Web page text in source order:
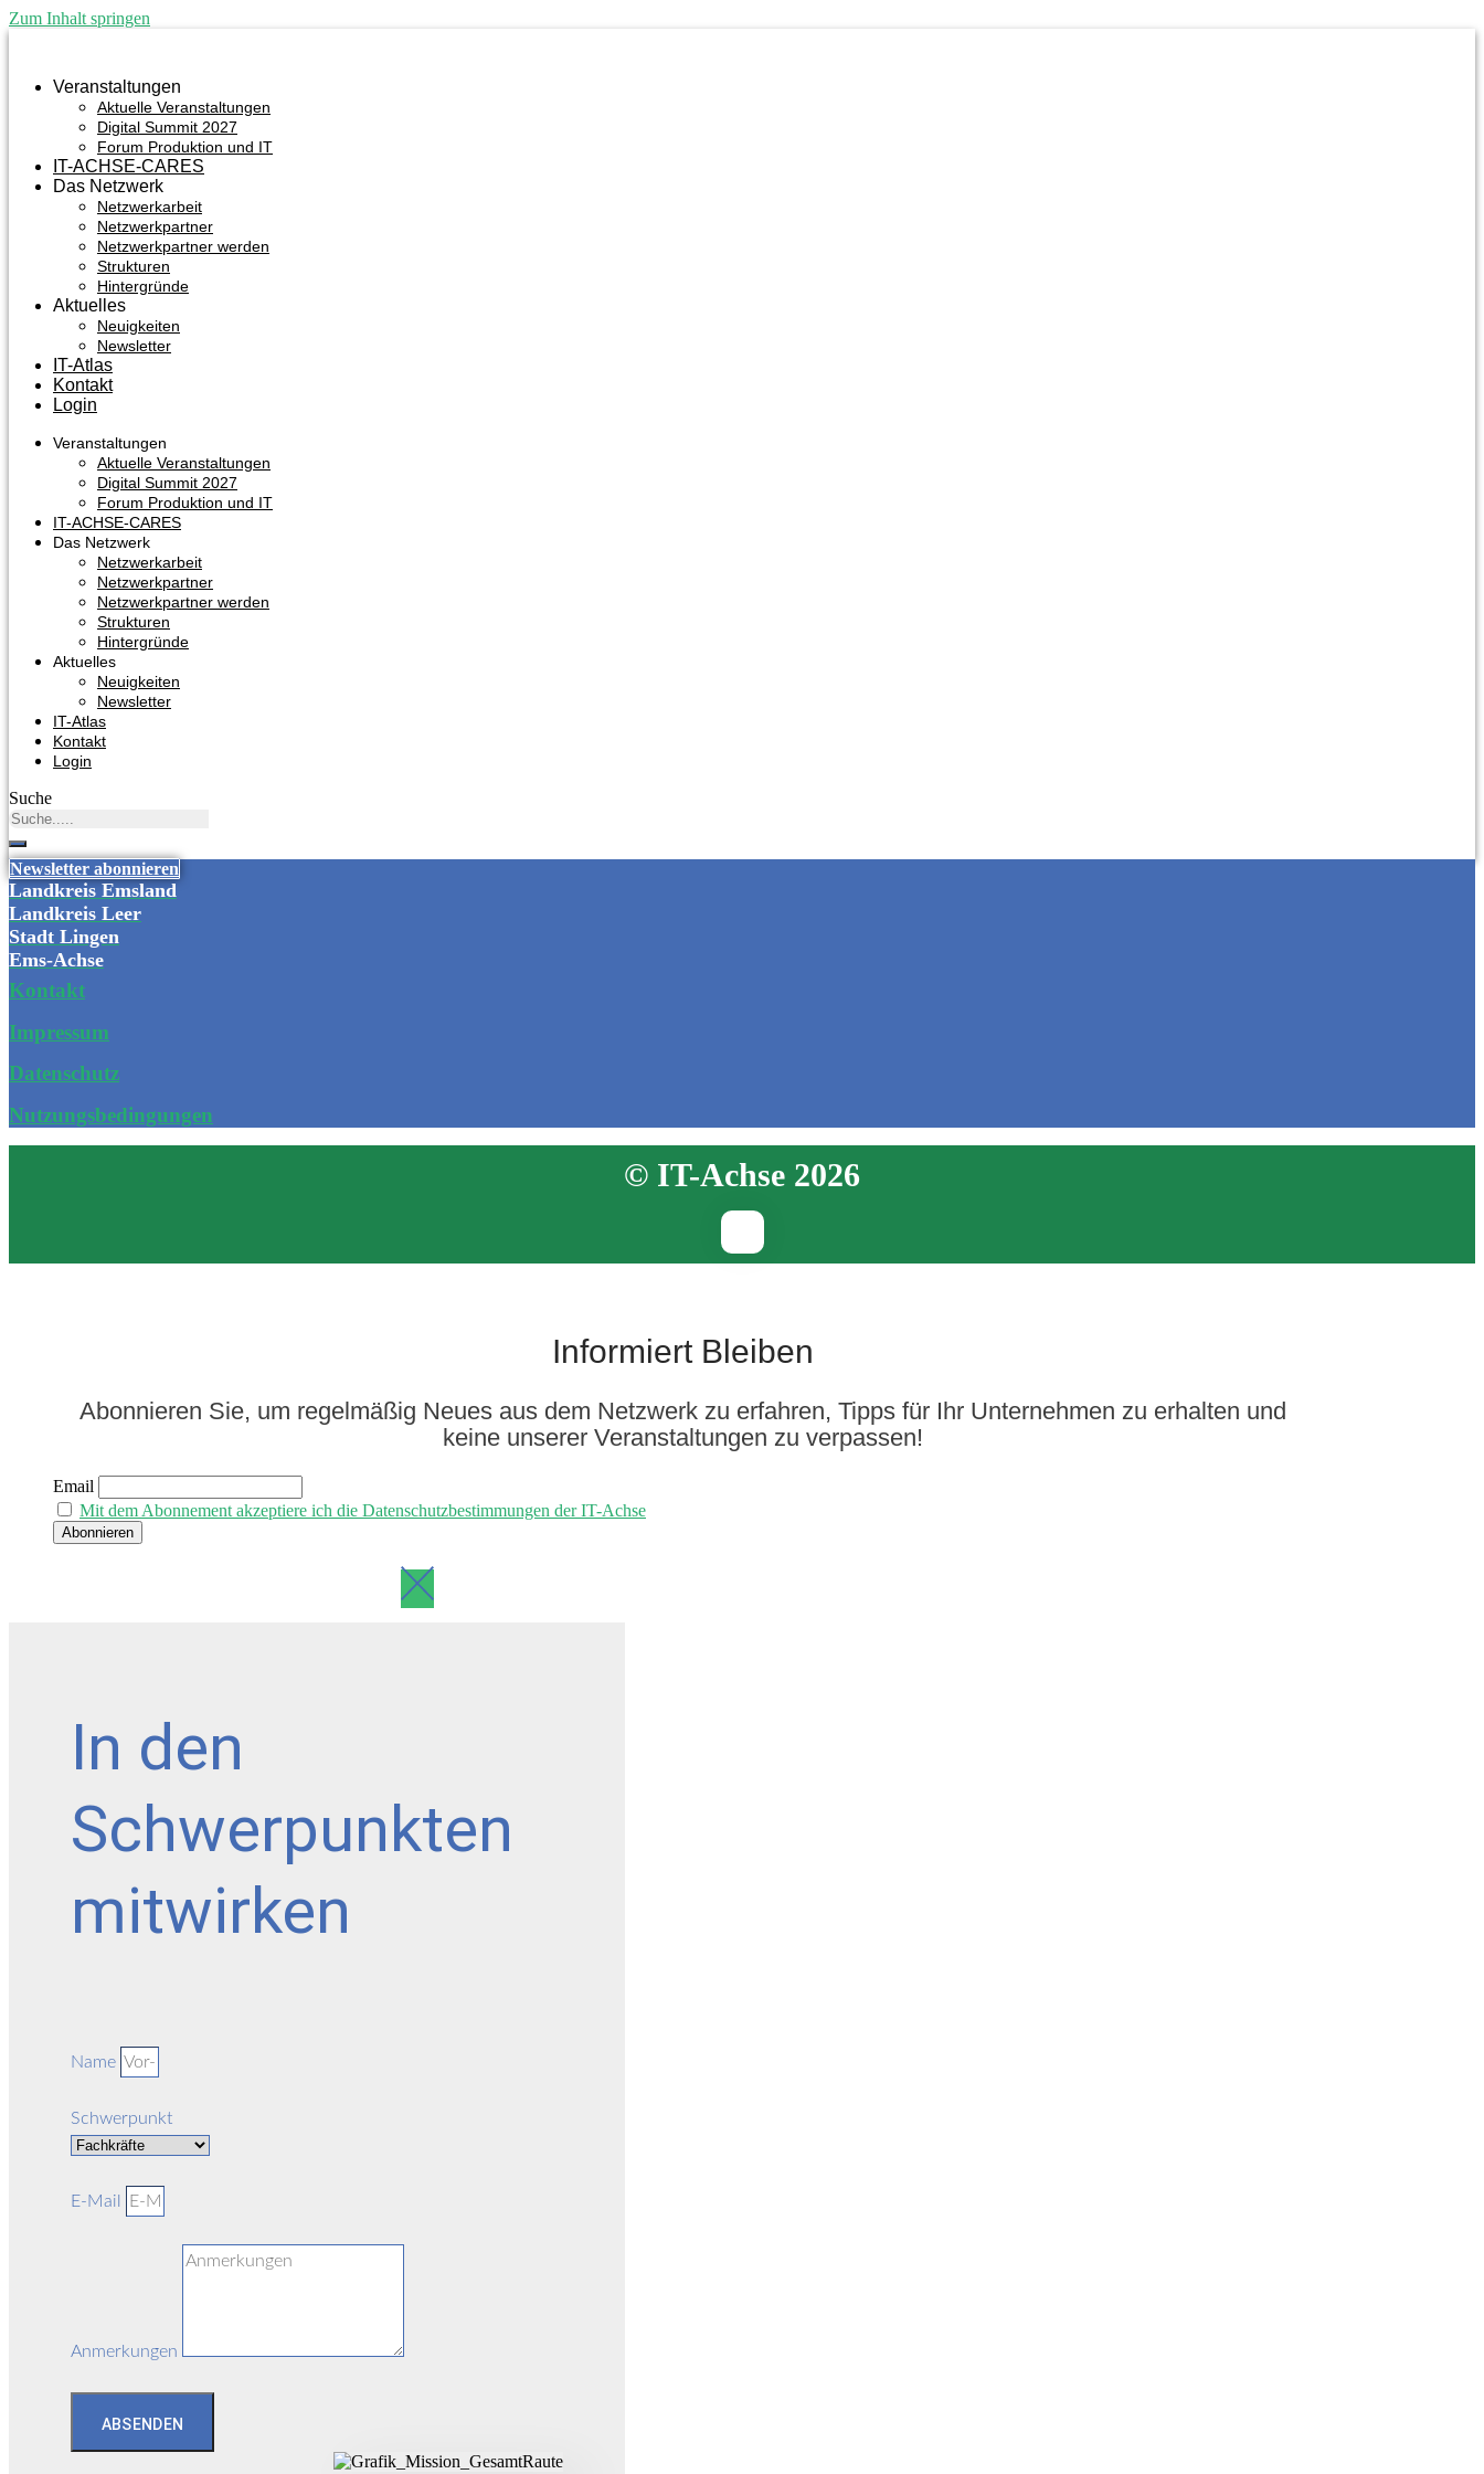
Zum Inhalt springen
Veranstaltungen
Aktuelle Veranstaltungen
Digital Summit 2027
Forum Produktion und IT
IT-ACHSE-CARES
Das Netzwerk
Netzwerkarbeit
Netzwerkpartner
Netzwerkpartner werden
Strukturen
Hintergründe
Aktuelles
Neuigkeiten
Newsletter
IT-Atlas
Kontakt
Login
Veranstaltungen
Aktuelle Veranstaltungen
Digital Summit 2027
Forum Produktion und IT
IT-ACHSE-CARES
Das Netzwerk
Netzwerkarbeit
Netzwerkpartner
Netzwerkpartner werden
Strukturen
Hintergründe
Aktuelles
Neuigkeiten
Newsletter
IT-Atlas
Kontakt
Login
Suche
Newsletter abonnieren
Landkreis Emsland
Landkreis Leer
Stadt Lingen
Ems-Achse
Kontakt
Impressum
Datenschutz
Nutzungsbedingungen
© IT-Achse 2026
Informiert Bleiben
Abonnieren Sie, um regelmäßig Neues aus dem Netzwerk zu erfahren, Tipps für Ihr Unternehmen zu erhalten und
keine unserer Veranstaltungen zu verpassen!
Email
Mit dem Abonnement akzeptiere ich die Datenschutzbestimmungen der IT-Achse
In den
Schwerpunkten
mitwirken
Name
Schwerpunkt
E-Mail
Anmerkungen
ABSENDEN